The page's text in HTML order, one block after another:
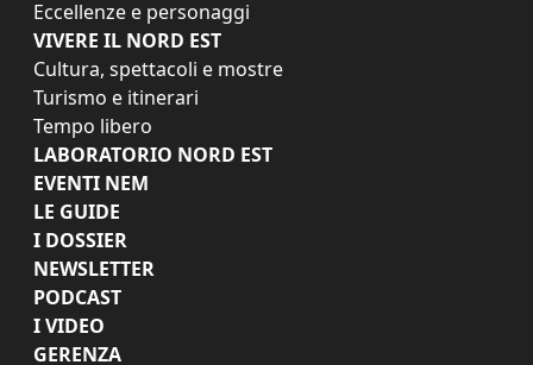
Eccellenze e personaggi
VIVERE IL NORD EST
Cultura, spettacoli e mostre
Turismo e itinerari
Tempo libero
LABORATORIO NORD EST
EVENTI NEM
LE GUIDE
I DOSSIER
NEWSLETTER
PODCAST
I VIDEO
GERENZA